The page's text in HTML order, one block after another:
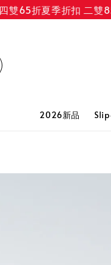
65折夏季折扣 二雙85
2026新品